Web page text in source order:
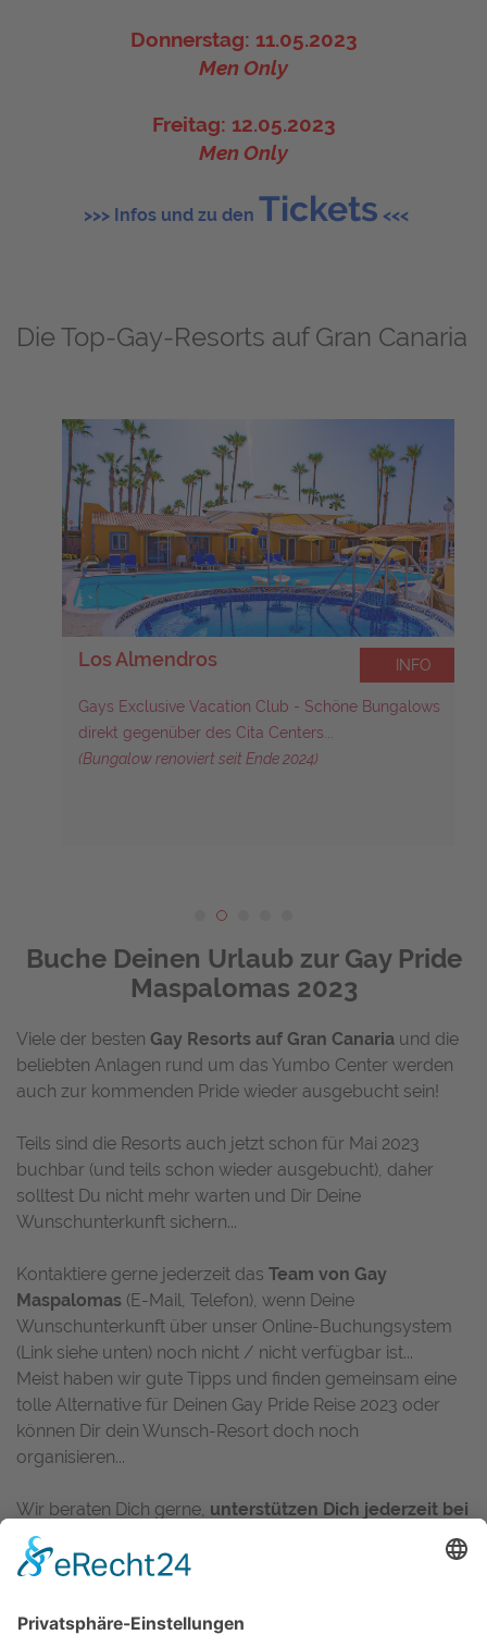
Donnerstag: 11.05.2023
Men Only
Freitag: 12.05.2023
Men Only
>>> Infos und zu den Tickets <<<
Die Top-Gay-Resorts auf Gran Canaria
Los Almendros INFO
Gays Exclusive Vacation Club - Schöne Bungalows
direkt gegenüber des Cita Centers...
(Bungalow renoviert seit Ende 2024)
Buche Deinen Urlaub zur Gay Pride
Maspalomas 2023
Viele der besten Gay Resorts auf Gran Canaria und die
beliebten Anlagen rund um das Yumbo Center werden
auch zur kommenden Pride wieder ausgebucht sein!
Teils sind die Resorts auch jetzt schon für Mai 2023
buchbar (und teils schon wieder ausgebucht), daher
solltest Du nicht mehr warten und Dir Deine
Wunschunterkunft sichern...
Kontaktiere gerne jederzeit das Team von Gay
Maspalomas (E-Mail, Telefon), wenn Deine
Wunschunterkunft über unser Online-Buchungsystem
(Link siehe unten) noch nicht / nicht verfügbar ist...
Meist haben wir gute Tipps und finden gemeinsam eine
tolle Alternative für Deinen Gay Pride Reise 2023 oder
können Dir dein Wunsch-Resort doch noch
organisieren...
Wir beraten Dich gerne, unterstützen Dich jederzeit bei
Deiner Buchung
und kümmern uns um Alles (rund um
Deine Urlaubsbuchung), damit Du auch 2023 eine
Egal ob Pauschalreise, nur Hotel, Gay Resort oder